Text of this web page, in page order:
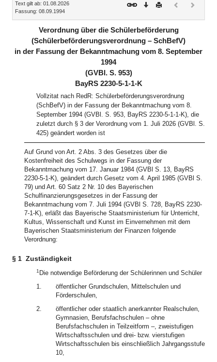
Text gilt ab: 01.08.2026
Fassung: 08.09.1994
Download
DruckenVorheriges
(inaktiv)(inaktiv)
Verordnung über die Schülerbeförderung
(Schülerbeförderungsverordnung – SchBefV)
in der Fassung der Bekanntmachung vom 8. September
1994
(GVBl. S. 953)
BayRS 2230-5-1-1-K
Vollzitat nach RedR: Schülerbeförderungsverordnung
(SchBefV) in der Fassung der Bekanntmachung vom 8.
September 1994 (GVBl. S. 953, BayRS 2230-5-1-1-K), die
zuletzt durch § 3 der Verordnung vom 1. Juli 2026 (GVBl. S.
425) geändert worden ist
Auf Grund von Art. 2 Abs. 3 des Gesetzes über die
Kostenfreiheit des Schulwegs in der Fassung der
Bekanntmachung vom 17. Januar 1984 (GVBl S. 13, BayRS
2230-5-1-K), geändert durch Gesetz vom 4. April 1985 (GVBl S.
79) und Art. 60 Satz 2 Nr. 10 des Bayerischen
Schulfinanzierungsgesetzes in der Fassung der
Bekanntmachung vom 7. Juli 1994 (GVBl S. 728, BayRS 2230-
7-1-K), erläßt das Bayerische Staatsministerium für Unterricht,
Kultus, Wissenschaft und Kunst im Einvernehmen mit dem
Bayerischen Staatsministerium der Finanzen folgende
Verordnung:
§ 1 Zuständigkeit
1 Die notwendige Beförderung der Schülerinnen und Schüler
1.
öffentlicher Grundschulen, Mittelschulen und
Förderschulen,
2.
öffentlicher oder staatlich anerkannter Realschulen,
Gymnasien, Berufsfachschulen – ohne
Berufsfachschulen in Teilzeitform –, zweistufigen
Wirtschaftsschulen und drei- bzw. vierstufigen
Wirtschaftsschulen bis einschließlich Jahrgangsstufe
10,